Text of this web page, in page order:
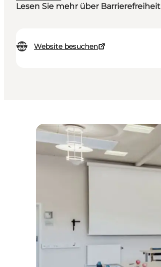
Lesen Sie mehr über Barrierefreiheit
Website besuchen